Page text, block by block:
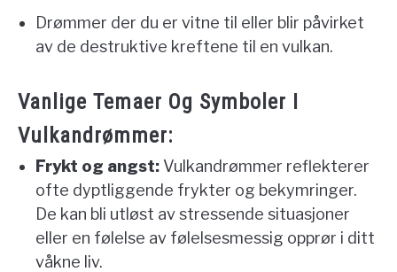
Drømmer der du er vitne til eller blir påvirket
av de destruktive kreftene til en vulkan.
Vanlige Temaer Og Symboler I
Vulkandrømmer:
Frykt og angst: Vulkandrømmer reflekterer
ofte dyptliggende frykter og bekymringer.
De kan bli utløst av stressende situasjoner
eller en følelse av følelsesmessig opprør i ditt
våkne liv.